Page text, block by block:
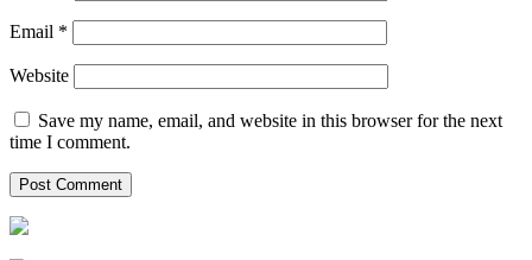
Email *
Website
Save my name, email, and website in this browser for the next
time I comment.